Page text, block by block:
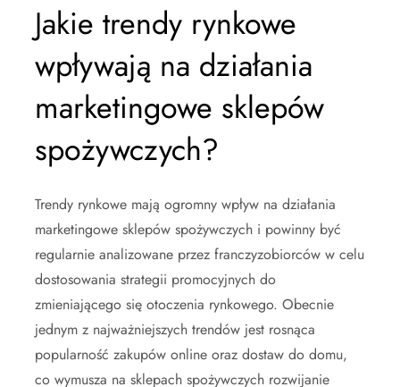
Jakie trendy rynkowe
wpływają na działania
marketingowe sklepów
spożywczych?
Trendy rynkowe mają ogromny wpływ na działania
marketingowe sklepów spożywczych i powinny być
regularnie analizowane przez franczyzobiorców w celu
dostosowania strategii promocyjnych do
zmieniającego się otoczenia rynkowego. Obecnie
jednym z najważniejszych trendów jest rosnąca
popularność zakupów online oraz dostaw do domu,
co wymusza na sklepach spożywczych rozwijanie